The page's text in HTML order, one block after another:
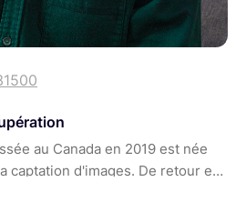
au Canada en 2019 est née
captation d'images. De retour en
de cette passion et de